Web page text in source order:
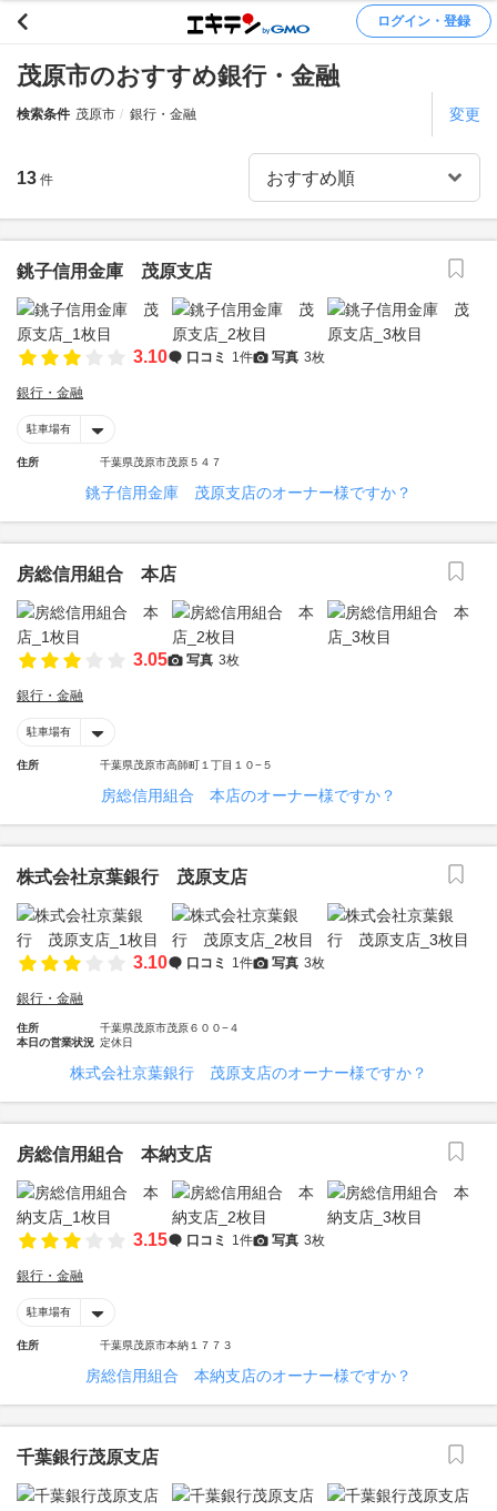
ログイン・登録
茂原市のおすすめ銀行・金融
検索条件 茂原市 銀行・金融 変更
13 件
銚子信用金庫 茂原支店
3.10 口コミ 1件 写真 3枚
銀行・金融
駐車場有
住所 千葉県茂原市茂原５４７
銚子信用金庫 茂原支店のオーナー様ですか？
房総信用組合 本店
3.05 写真 3枚
銀行・金融
駐車場有
住所 千葉県茂原市高師町１丁目１０−５
房総信用組合 本店のオーナー様ですか？
株式会社京葉銀行 茂原支店
3.10 口コミ 1件 写真 3枚
銀行・金融
住所
千葉県茂原市茂原６００−４
本日の営業状況 定休日
株式会社京葉銀行 茂原支店のオーナー様ですか？
房総信用組合 本納支店
3.15 口コミ 1件 写真 3枚
銀行・金融
駐車場有
住所 千葉県茂原市本納１７７３
房総信用組合 本納支店のオーナー様ですか？
千葉銀行茂原支店